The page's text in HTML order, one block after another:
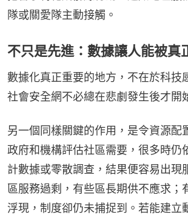
隊或關愛隊主動接觸。
不只是先進：數據讓人能被真
數據化真正重要的地方，不在於科技
社會安全網不必總在悲劇發生後才開
另一個同樣關鍵的作用，是令資源配
政府和機構評估社區需要，很多時仍
計數據或零散調查，結果便容易出現
區服務過剩，有些區長期供不應求；
浮現，制度卻仍未捕捉到。若能建立